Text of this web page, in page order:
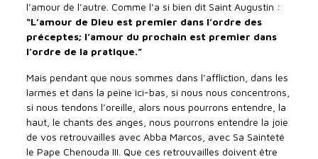
l’amour de l’autre. Comme l’a si bien dit Saint Augustin :
“L’amour de Dieu est premier dans l’ordre des
préceptes; l’amour du prochain est premier dans
l’ordre de la pratique.”
Mais pendant que nous sommes dans l’affliction, dans les
larmes et dans la peine ici-bas, si nous nous concentrons,
si nous tendons l’oreille, alors nous pourrons entendre, la
haut, le chants des anges, nous pourrons entendre la joie
de vos retrouvailles avec Abba Marcos, avec Sa Sainteté
le Pape Chenouda III. Que ces retrouvailles doivent être